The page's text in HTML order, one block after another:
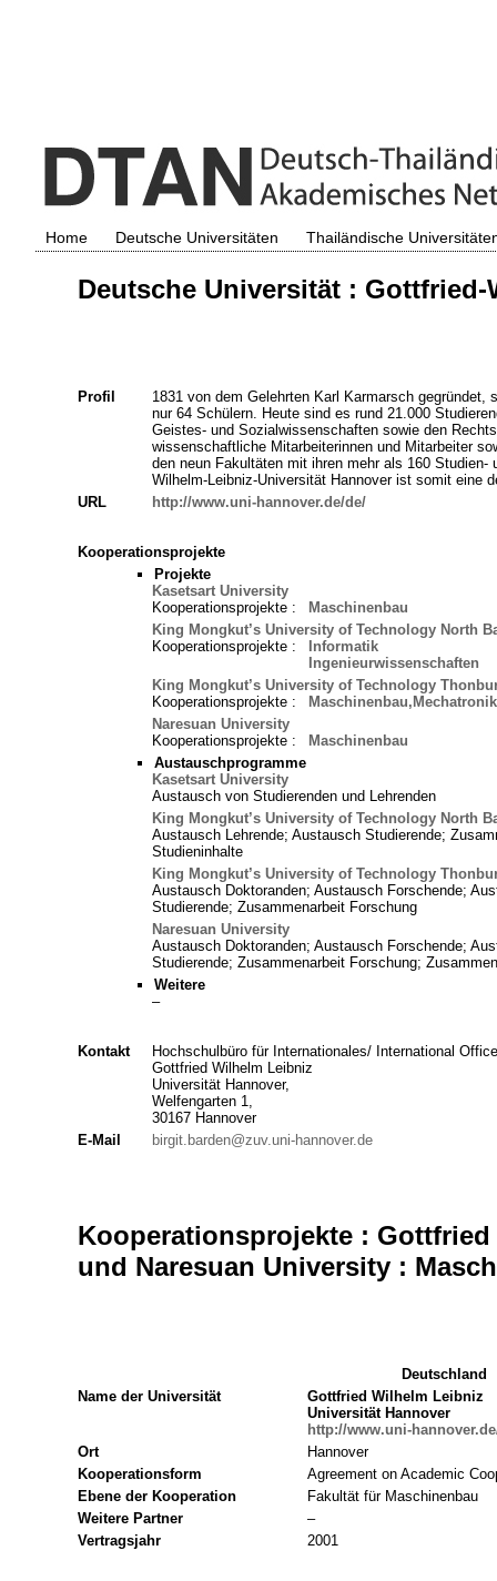
Home Deutsche Universitäten Thailändische
Deutsche Universität :
Profil
1831 von dem Gelehrten Karl Karmarsch gegründet,
nur 64 Schülern. Heute sind es rund 21.000
Geistes- und Sozialwissenschaften sowie den
wissenschaftliche Mitarbeiterinnen und Mitarbeiter
den neun Fakultäten mit ihren mehr als 160
Wilhelm-Leibniz-Universität Hannover ist somit eine
URL
http://www.uni-hannover.de/de/
Kooperationsprojekte
Projekte
Kasetsart University
Kooperationsprojekte :
Maschinenbau
King Mongkut’s University of Technology North
Kooperationsprojekte :
Informatik
Ingenieurwissenschaften
King Mongkut’s University of Technology
Kooperationsprojekte :
Maschinenbau,Mechatronik
Naresuan University
Kooperationsprojekte :
Maschinenbau
Austauschprogramme
Kasetsart University
Austausch von Studierenden und Lehrenden
King Mongkut’s University of Technology North
Austausch Lehrende; Austausch Studierende;
Studieninhalte
King Mongkut’s University of Technology
Austausch Doktoranden; Austausch Forschende;
Studierende; Zusammenarbeit Forschung
Naresuan University
Austausch Doktoranden; Austausch Forschende;
Studierende; Zusammenarbeit Forschung;
Weitere
–
Kontakt
Hochschulbüro für Internationales/ International
Gottfried Wilhelm Leibniz
Universität Hannover,
Welfengarten 1,
30167 Hannover
E-Mail
birgit.barden@zuv.uni-hannover.de
Kooperationsprojekte :
und Naresuan University :
Deutschland
Name der Universität
Gottfried Wilhelm Leibniz
Universität Hannover
http://www.uni-
Ort
Hannover
Kooperationsform
Agreement on Academic
Ebene der Kooperation
Fakultät für Maschinenbau
Weitere Partner
–
Vertragsjahr
2001